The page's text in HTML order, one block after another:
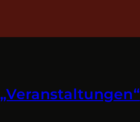
„Veranstaltungen“